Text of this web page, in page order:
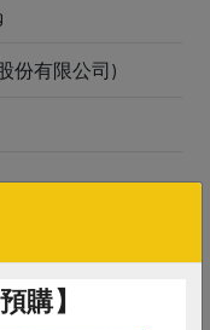
份有限公司)
1年
購】